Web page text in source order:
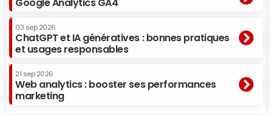
Google Analytics GA4
03 sep 2026
ChatGPT et IA génératives : bonnes pratiques
et usages responsables
21 sep 2026
Web analytics : booster ses performances
marketing